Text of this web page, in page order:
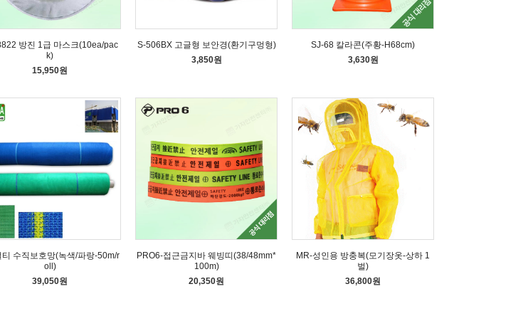
방진 1급 마스크(10ea/pac
k)
15,950원
S-506BX 고글형 보안경(환기구멍형)
3,850원
SJ-68 칼라콘(주황-H68cm)
3,630원
티 수직보호망(녹색/파랑-50m/r
oll)
39,050원
PRO6-접근금지바 웨빙띠(38/48mm*
100m)
20,350원
MR-성인용 방충복(모기장옷-상하 1
벌)
36,800원